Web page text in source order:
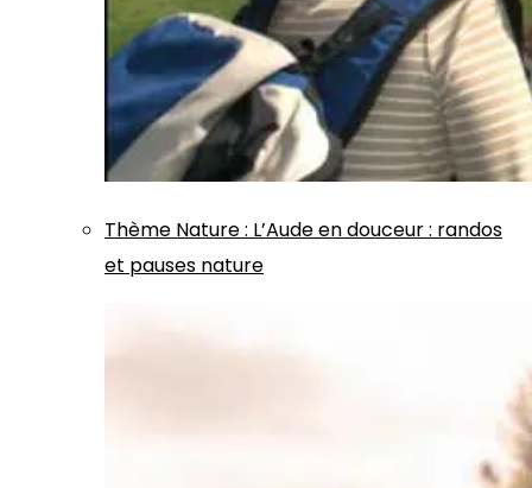
Thème Nature: L’Aude en douceur : randos
et pauses nature